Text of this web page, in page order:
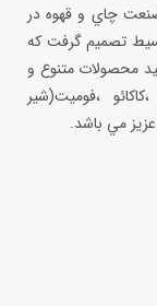
به صنعت چاي و قهوه در
تصميم گرفت كه
محصولات متنوع و
،فوميت(شير
مي باشد.